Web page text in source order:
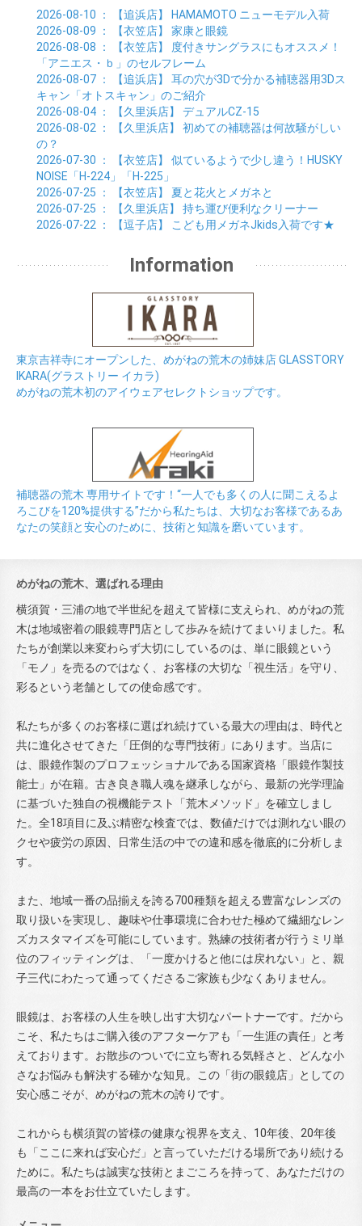
2026-08-10 ： 【追浜店】
HAMAMOTO ニューモデル入荷
2026-08-09 ： 【衣笠店】 家康と眼鏡
2026-08-08 ： 【衣笠店】
度付きサングラスにもオススメ！
「アニエス・ｂ」のセルフレーム
2026-08-07 ： 【追浜店】 耳の穴が3Dで分かる補聴器用3Dス
キャン「オトスキャン」のご紹介
2026-08-04 ： 【久里浜店】 デュアルCZ-15
2026-08-02 ： 【久里浜店】 初めての補聴器は何故騒がしい
の？
2026-07-30 ： 【衣笠店】 似ているようで少し違う！HUSKY
NOISE「H-224」「H-225」
2026-07-25 ： 【衣笠店】 夏と花火とメガネと
2026-07-25 ： 【久里浜店】 持ち運び便利なクリーナー
2026-07-22 ： 【逗子店】 こども用メガネJkids入荷です★
Information
東京吉祥寺にオープンした、めがねの荒木の姉妹店 GLASSTORY
IKARA(グラストリー イカラ)
めがねの荒木初のアイウェアセレクトショップです。
補聴器の荒木 専用サイトです！“一人でも多くの人に聞こえるよ
ろこびを120%提供する”だから私たちは、大切なお客様であるあ
なたの笑顔と安心のために、技術と知識を磨いています。
めがねの荒木、選ばれる理由
横須賀・三浦の地で半世紀を超えて皆様に支えられ、めがねの荒
木は地域密着の眼鏡専門店として歩みを続けてまいりました。私
たちが創業以来変わらず大切にしているのは、単に眼鏡という
「モノ」を売るのではなく、お客様の大切な「視生活」を守り、
彩るという老舗としての使命感です。
私たちが多くのお客様に選ばれ続けている最大の理由は、時代と
共に進化させてきた「圧倒的な専門技術」にあります。当店に
は、眼鏡作製のプロフェッショナルである国家資格「眼鏡作製技
能士」が在籍。古き良き職人魂を継承しながら、最新の光学理論
に基づいた独自の視機能テスト「荒木メソッド」を確立しまし
た。全18項目に及ぶ精密な検査では、数値だけでは測れない眼の
クセや疲労の原因、日常生活の中での違和感を徹底的に分析しま
す。
また、地域一番の品揃えを誇る700種類を超える豊富なレンズの
取り扱いを実現し、趣味や仕事環境に合わせた極めて繊細なレン
ズカスタマイズを可能にしています。熟練の技術者が行うミリ単
位のフィッティングは、「一度かけると他には戻れない」と、親
子三代にわたって通ってくださるご家族も少なくありません。
眼鏡は、お客様の人生を映し出す大切なパートナーです。だから
こそ、私たちはご購入後のアフターケアも「一生涯の責任」と考
えております。お散歩のついでに立ち寄れる気軽さと、どんな小
さなお悩みも解決する確かな知見。この「街の眼鏡店」としての
安心感こそが、めがねの荒木の誇りです。
これからも横須賀の皆様の健康な視界を支え、10年後、20年後
も「ここに来れば安心だ」と言っていただける場所であり続ける
ために。私たちは誠実な技術とまごころを持って、あなただけの
最高の一本をお仕立ていたします。